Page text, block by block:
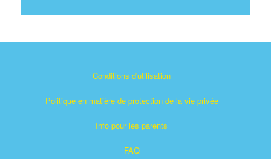
Conditions d'utilisation
Politique en matière de protection de la vie privée
Info pour les parents
FAQ